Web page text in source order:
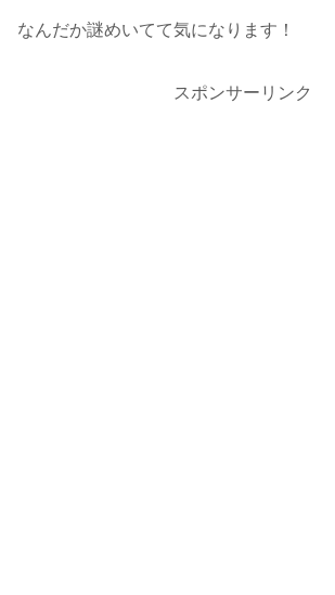
なんだか謎めいてて気になります！
スポンサーリンク